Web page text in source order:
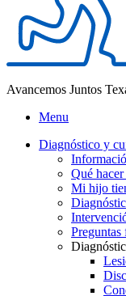
Avancemos Juntos
Menu
Diagnóstico y
Qué
Mi hijo
Preguntas